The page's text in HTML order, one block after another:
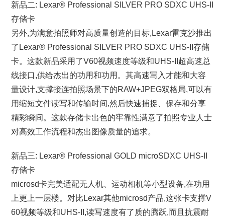
新品二: Lexar® Professional SILVER PRO SDXC UHS-II
存储卡
另外,为满意拍照师对高质量创造的目标,Lexar雷克沙推出
了Lexar® Professional SILVER PRO SDXC UHS-II存储
卡。这款新品采用了V60视频速度等级和UHS-II超高速总
线接口,供给杰出的功用和功用。其高速写入才能和大容
量设计,支撑接连拍照场景下的RAW+JPEG双格局,可以有
用缩短文件读写和传输时间,然后快速捕捉、保存和分享
精彩瞬间。这款存储卡出色的牢靠性满意了拍照专业人士
对高效工作流程和杰出图像质量的追求。
新品三: Lexar® Professional GOLD microSDXC UHS-II
存储卡
microsd卡完美适配无人机、运动相机等小型设备,在功用
上更上一层楼。对比Lexar其他microsd产品,这张卡支撑V
60视频等级和UHS-II,读写速度有了质的腾跃,而且抗震耐